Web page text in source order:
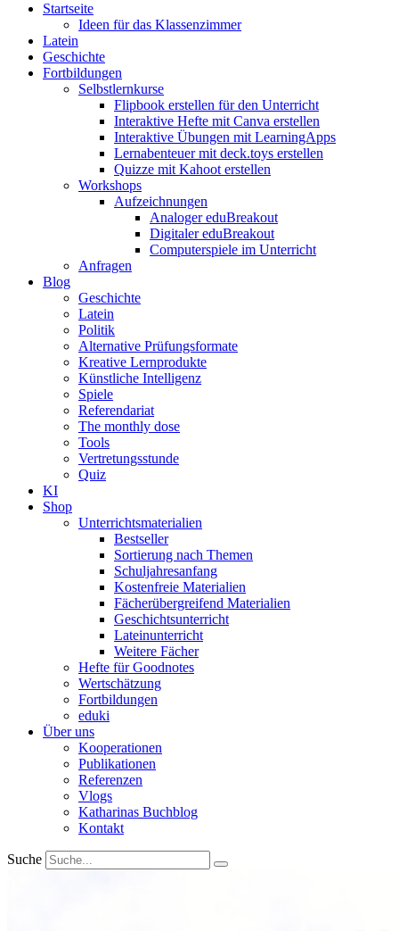
Startseite
Ideen für das Klassenzimmer
Latein
Geschichte
Fortbildungen
Selbstlernkurse
Flipbook erstellen für den Unterricht
Interaktive Hefte mit Canva erstellen
Interaktive Übungen mit LearningApps
Lernabenteuer mit deck.toys erstellen
Quizze mit Kahoot erstellen
Workshops
Aufzeichnungen
Analoger eduBreakout
Digitaler eduBreakout
Computerspiele im Unterricht
Anfragen
Blog
Geschichte
Latein
Politik
Alternative Prüfungsformate
Kreative Lernprodukte
Künstliche Intelligenz
Spiele
Referendariat
The monthly dose
Tools
Vertretungsstunde
Quiz
KI
Shop
Unterrichtsmaterialien
Bestseller
Sortierung nach Themen
Schuljahresanfang
Kostenfreie Materialien
Fächerübergreifend Materialien
Geschichtsunterricht
Lateinunterricht
Weitere Fächer
Hefte für Goodnotes
Wertschätzung
Fortbildungen
eduki
Über uns
Kooperationen
Publikationen
Referenzen
Vlogs
Katharinas Buchblog
Kontakt
Suche